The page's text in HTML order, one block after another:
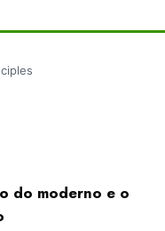
do moderno e o